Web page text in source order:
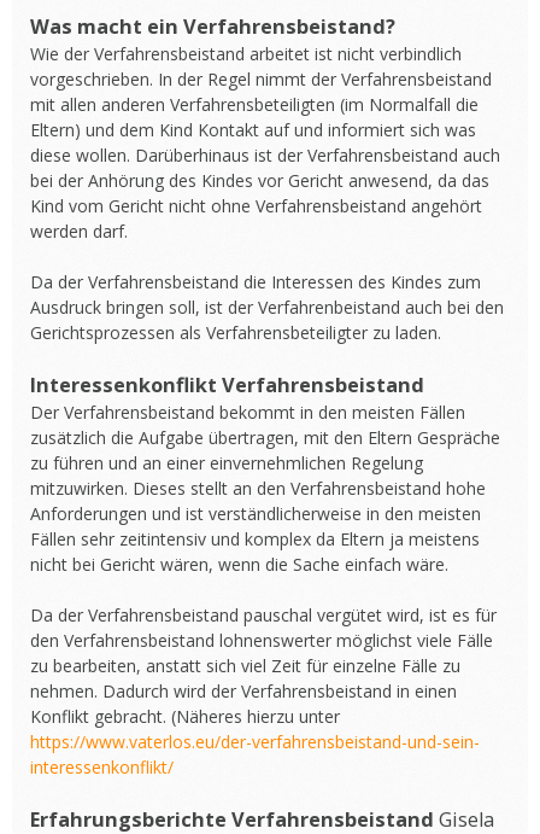
Was macht ein Verfahrensbeistand?
Wie der Verfahrensbeistand arbeitet ist nicht verbindlich
vorgeschrieben. In der Regel nimmt der Verfahrensbeistand
mit allen anderen Verfahrensbeteiligten (im Normalfall die
Eltern) und dem Kind Kontakt auf und informiert sich was
diese wollen. Darüberhinaus ist der Verfahrensbeistand auch
bei der Anhörung des Kindes vor Gericht anwesend, da das
Kind vom Gericht nicht ohne Verfahrensbeistand angehört
werden darf.
Da der Verfahrensbeistand die Interessen des Kindes zum
Ausdruck bringen soll, ist der Verfahrenbeistand auch bei den
Gerichtsprozessen als Verfahrensbeteiligter zu laden.
Interessenkonflikt Verfahrensbeistand
Der Verfahrensbeistand bekommt in den meisten Fällen
zusätzlich die Aufgabe übertragen, mit den Eltern Gespräche
zu führen und an einer einvernehmlichen Regelung
mitzuwirken. Dieses stellt an den Verfahrensbeistand hohe
Anforderungen und ist verständlicherweise in den meisten
Fällen sehr zeitintensiv und komplex da Eltern ja meistens
nicht bei Gericht wären, wenn die Sache einfach wäre.
Da der Verfahrensbeistand pauschal vergütet wird, ist es für
den Verfahrensbeistand lohnenswerter möglichst viele Fälle
zu bearbeiten, anstatt sich viel Zeit für einzelne Fälle zu
nehmen. Dadurch wird der Verfahrensbeistand in einen
Konflikt gebracht. (Näheres hierzu unter
https://www.vaterlos.eu/der-verfahrensbeistand-und-sein-
interessenkonflikt/
Erfahrungsberichte Verfahrensbeistand Gisela